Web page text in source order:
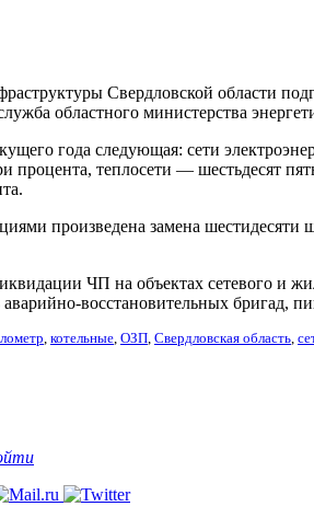
Свердловской области
областного министерства
года следующая: сети
теплосети — шестьдесят
произведена замена шестидесяти
ЧП на объектах сетевого и
аварийно-восстановительных бригад,
, котельные, ОЗП, Свердловская область,